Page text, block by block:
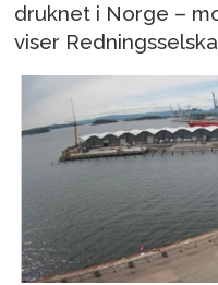
druknet i Norge –
viser